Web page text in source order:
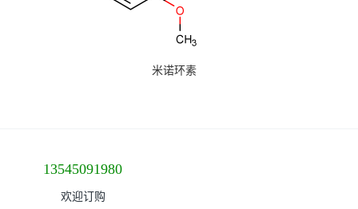
米诺环素
13545091980
欢迎订购